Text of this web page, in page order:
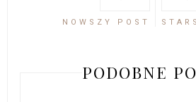
NOWSZY POST
PODOBNE